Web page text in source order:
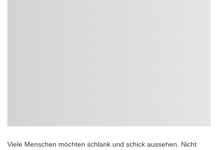
Viele Menschen möchten schlank und schick aussehen. Nicht